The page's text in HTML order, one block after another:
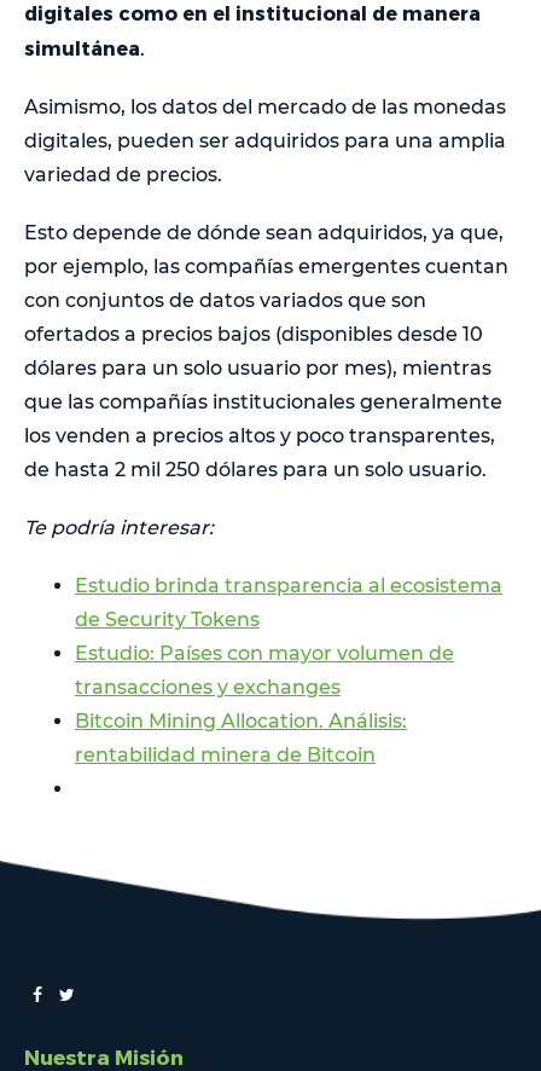
digitales como en el institucional de manera
simultánea.
Asimismo, los datos del mercado de las monedas
digitales, pueden ser adquiridos para una amplia
variedad de precios.
Esto depende de dónde sean adquiridos, ya que,
por ejemplo, las compañías emergentes cuentan
con conjuntos de datos variados que son
ofertados a precios bajos (disponibles desde 10
dólares para un solo usuario por mes), mientras
que las compañías institucionales generalmente
los venden a precios altos y poco transparentes,
de hasta 2 mil 250 dólares para un solo usuario.
Te podría interesar:
Estudio brinda transparencia al ecosistema
de Security Tokens
Estudio: Países con mayor volumen de
transacciones y exchanges
Bitcoin Mining Allocation. Análisis:
rentabilidad minera de Bitcoin
Nuestra Misión